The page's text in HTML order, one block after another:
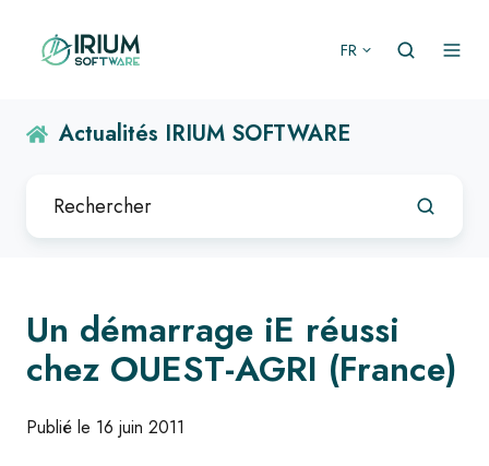
FR
Actualités IRIUM SOFTWARE
Un démarrage iE réussi
chez OUEST-AGRI (France)
Publié le 16 juin 2011